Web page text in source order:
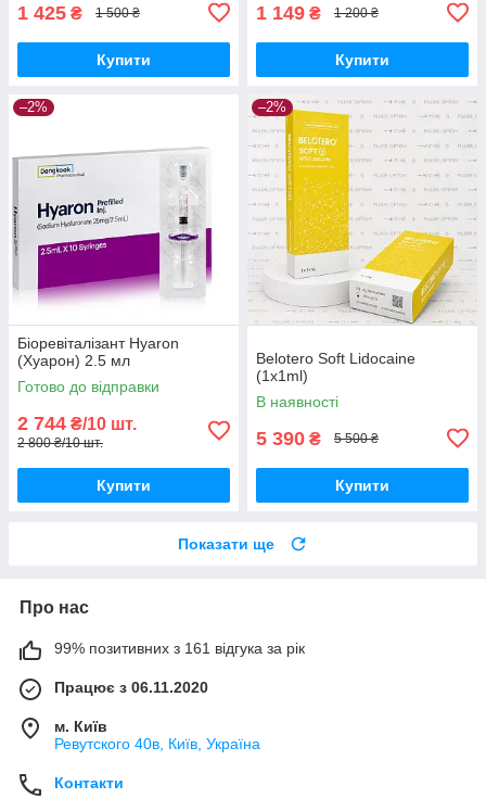
1 425 ₴ 1 500 ₴
Купити
1 149 ₴ 1 200 ₴
Купити
–2%
Біоревіталізант Hyaron
(Хуарон) 2.5 мл
Готово до відправки
2 744 ₴/10 шт.
2 800 ₴/10 шт.
Купити
–2%
Belotero Soft Lidocaine
(1x1ml)
В наявності
5 390 ₴ 5 500 ₴
Купити
Показати ще
Про нас
99% позитивних з 161 відгука за рік
Працює з 06.11.2020
м. Київ
Ревутского 40в, Київ, Україна
Контакти